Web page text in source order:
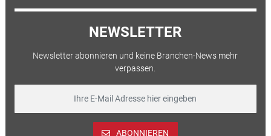
NEWSLETTER
Newsletter abonnieren und keine Branchen-News mehr
verpassen.
ABONNIEREN